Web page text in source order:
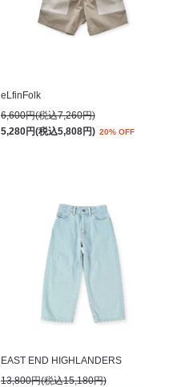
eLfinFolk
6,600円(税込7,260円)
5,280円(税込5,808円) 20% OFF
EAST END HIGHLANDERS
13,800円(税込15,180円)